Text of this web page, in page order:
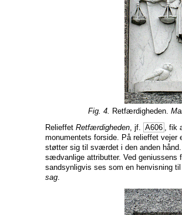
Fig. 4. Retfærdigheden.
Relieffet Retfærdigheden, jf. A606 , fik
monumentets forside. På relieffet vejer
støtter sig til sværdet i den anden
sædvanlige attributter. Ved geniussens
sandsynligvis ses som en henvisning
sag.